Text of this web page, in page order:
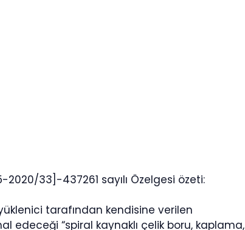
2020/33]-437261 sayılı Özelgesi özeti:
tarafından kendisine verilen
“spiral kaynaklı çelik boru, kaplama,